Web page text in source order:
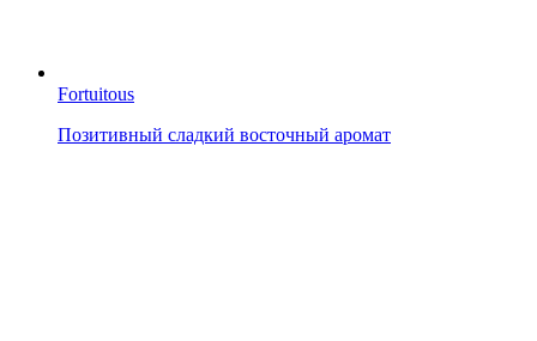
Fortuitous
Позитивный сладкий восточный аромат